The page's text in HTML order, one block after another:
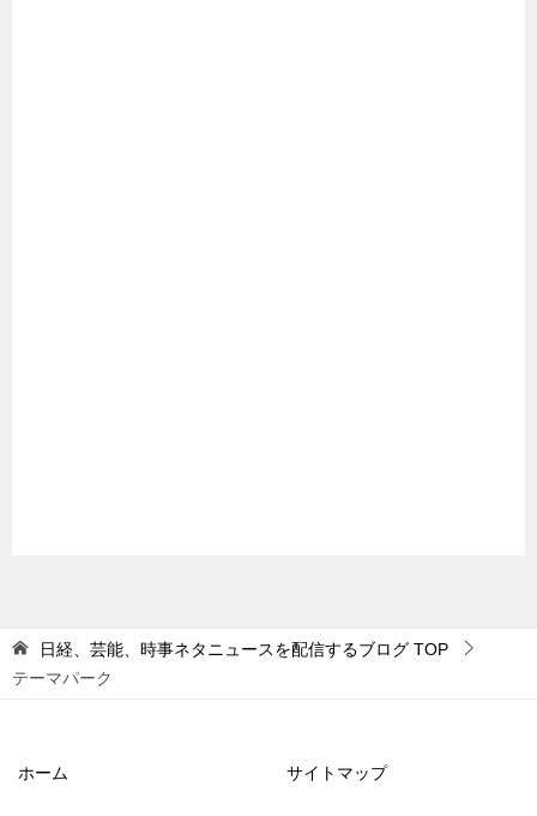
日経、芸能、時事ネタニュースを配信するブログ TOP
テーマパーク
ホーム サイトマップ